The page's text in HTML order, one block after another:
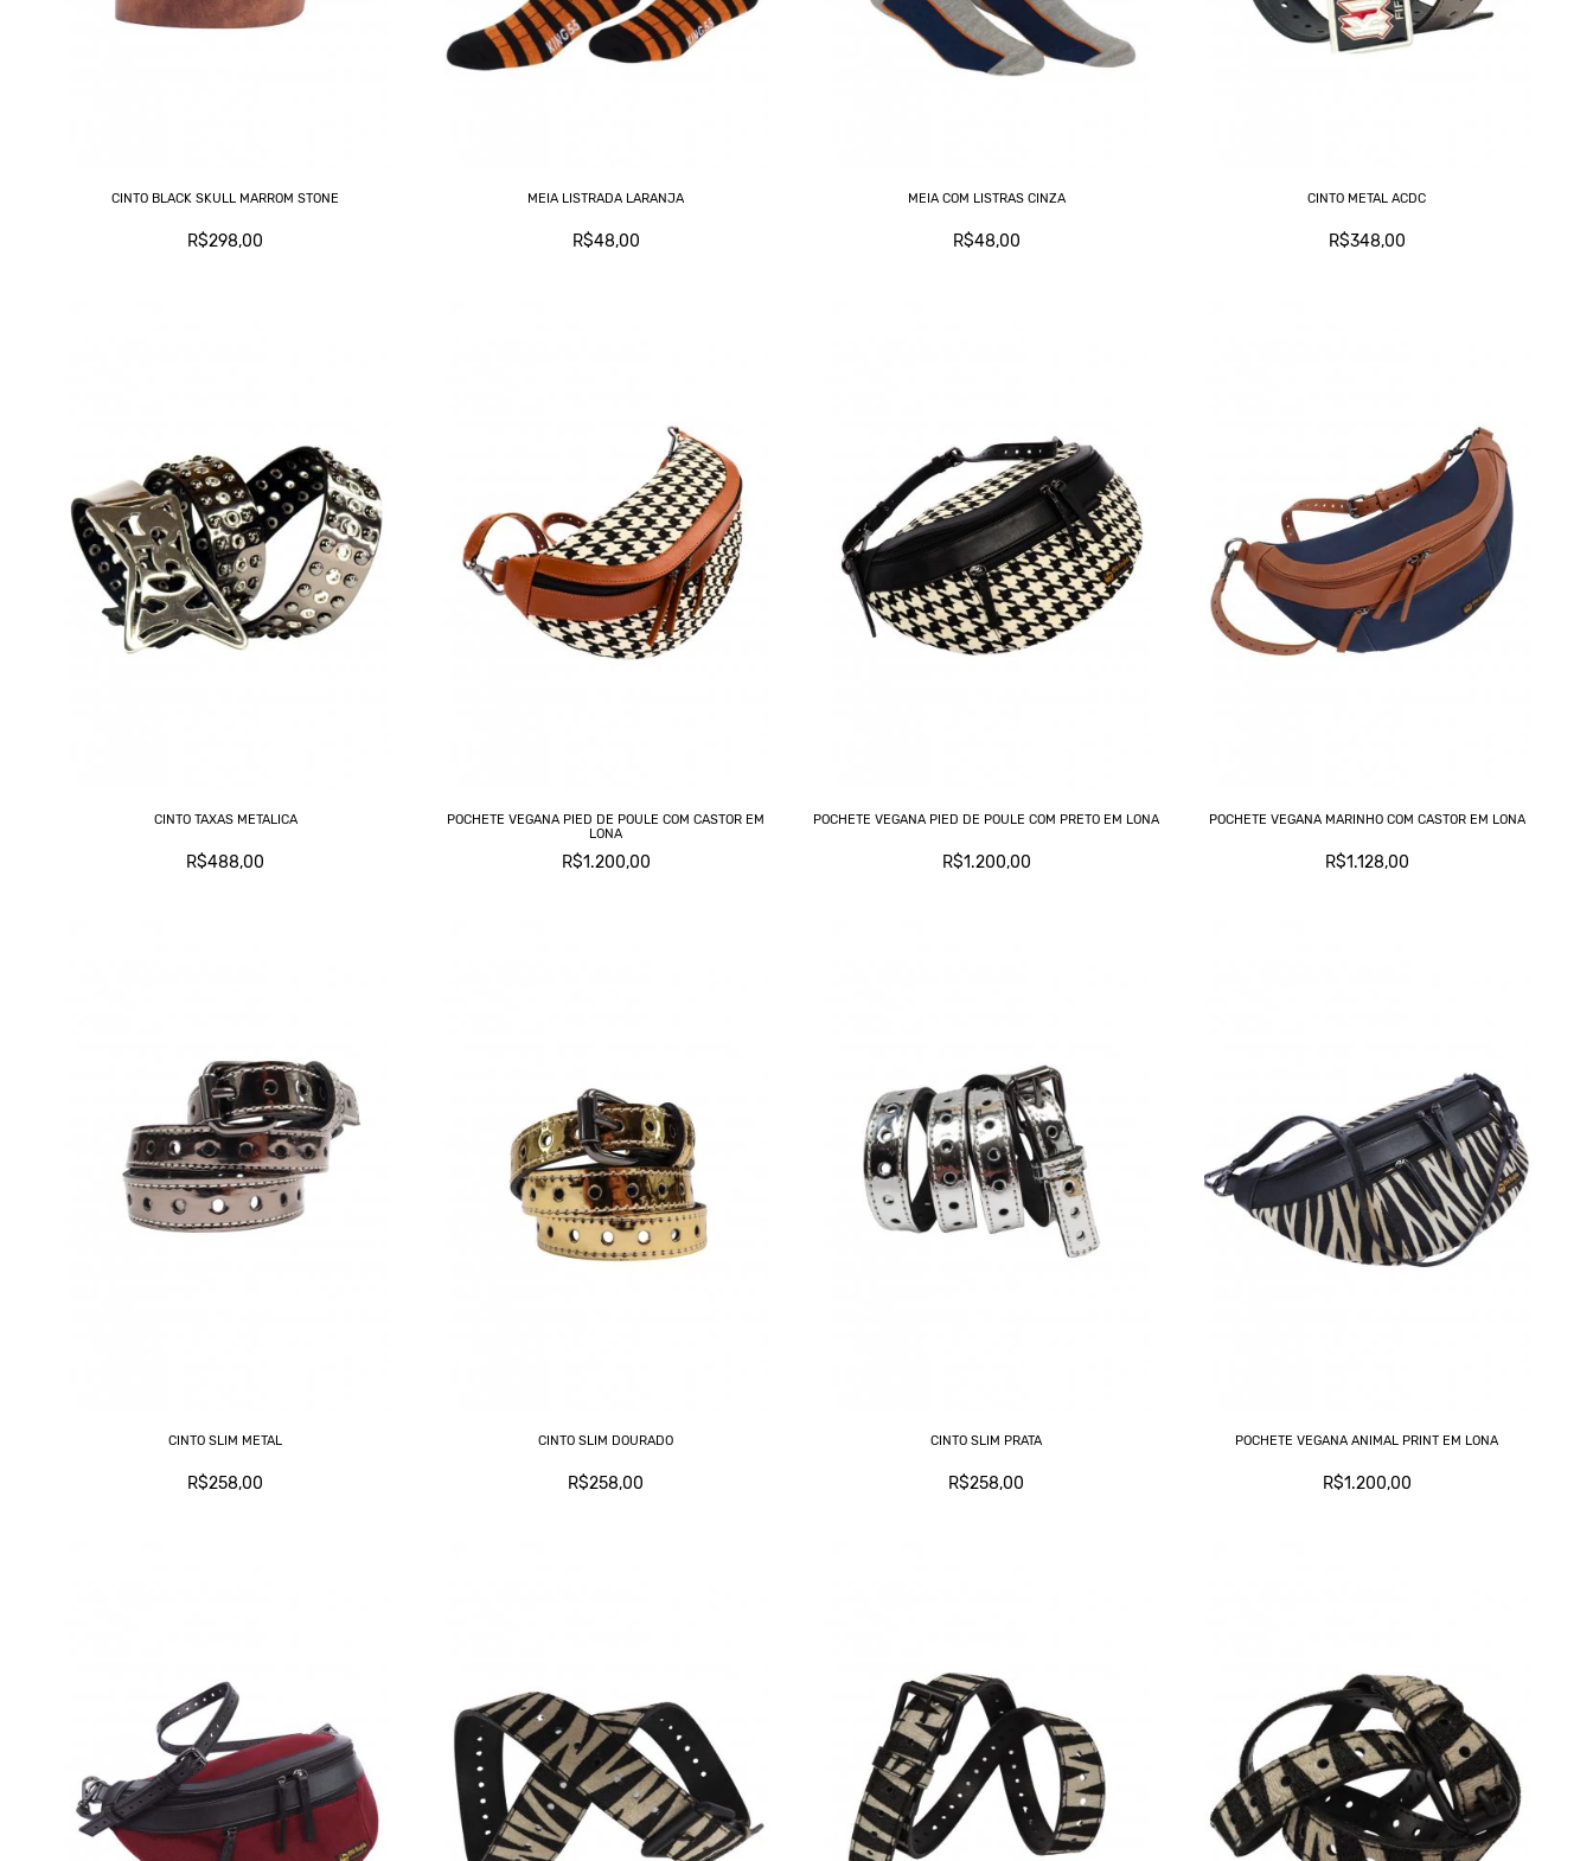
CINTO BLACK SKULL MARROM STONE
R$298,00
MEIA LISTRADA LARANJA
R$48,00
MEIA COM LISTRAS CINZA
R$48,00
CINTO METAL ACDC
R$348,00
CINTO TAXAS METALICA
R$488,00
POCHETE VEGANA PIED DE POULE COM CASTOR EM
LONA
R$1.200,00
POCHETE VEGANA PIED DE POULE COM PRETO EM LONA
R$1.200,00
POCHETE VEGANA MARINHO COM CASTOR EM LONA
R$1.128,00
CINTO SLIM METAL
R$258,00
CINTO SLIM DOURADO
R$258,00
CINTO SLIM PRATA
R$258,00
POCHETE VEGANA ANIMAL PRINT EM LONA
R$1.200,00